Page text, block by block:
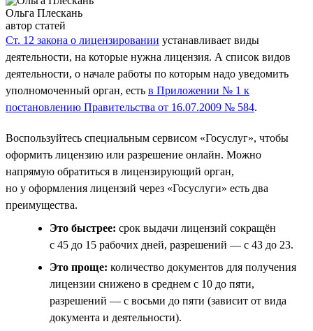
Ольга Плескань
автор статей
Ст. 12 закона о лицензировании устанавливает виды
деятельности, на которые нужна лицензия. А список видов
деятельности, о начале работы по которым надо уведомить
уполномоченный орган, есть в Приложении № 1 к
постановлению Правительства от 16.07.2009 № 584.
Воспользуйтесь специальным сервисом «Госуслуг», чтобы
оформить лицензию или разрешение онлайн. Можно
напрямую обратиться в лицензирующий орган,
но у оформления лицензий через «Госуслуги» есть два
преимущества.
Это быстрее: срок выдачи лицензий сокращён
с 45 до 15 рабочих дней, разрешений — с 43 до 23.
Это проще: количество документов для получения
лицензии снижено в среднем с 10 до пяти,
разрешений — с восьми до пяти (зависит от вида
документа и деятельности).